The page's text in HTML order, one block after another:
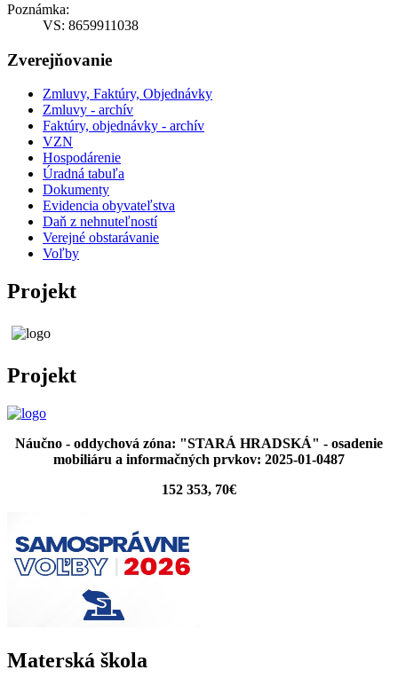
Poznámka:
VS: 8659911038
Zverejňovanie
Zmluvy, Faktúry, Objednávky
Zmluvy - archív
Faktúry, objednávky - archív
VZN
Hospodárenie
Úradná tabuľa
Dokumenty
Evidencia obyvateľstva
Daň z nehnuteľností
Verejné obstarávanie
Voľby
Projekt
Projekt
Náučno - oddychová zóna: "STARÁ HRADSKÁ" - osadenie
mobiliáru a informačných prvkov: 2025-01-0487
152 353, 70€
Materská škola